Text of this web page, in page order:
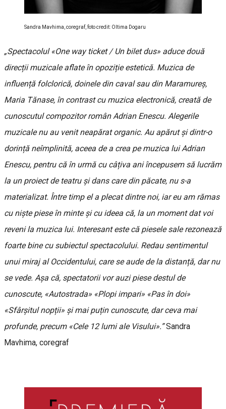
Sandra Mavhima, coregraf, foto credit: Oltima Dogaru
„Spectacolul «One way ticket / Un bilet dus» aduce două
direcții muzicale aflate în opoziție estetică. Muzica de
influență folclorică, doinele din caval sau din Maramureș,
Maria Tănase, în contrast cu muzica electronică, creată de
cunoscutul compozitor român Adrian Enescu. Alegerile
muzicale nu au venit neapărat organic. Au apărut și dintr-o
dorință neîmplinită, aceea de a crea pe muzica lui Adrian
Enescu, pentru că în urmă cu câțiva ani începusem să lucrăm
la un proiect de teatru și dans care din păcate, nu s-a
materializat. Între timp el a plecat dintre noi, iar eu am rămas
cu niște piese în minte și cu ideea că, la un moment dat voi
reveni la muzica lui. Interesant este că piesele sale rezonează
foarte bine cu subiectul spectacolului. Redau sentimentul
unui miraj al Occidentului, care se aude de la distanță, dar nu
se vede. Așa că, spectatorii vor auzi piese destul de
cunoscute, «Autostrada» «Plopi impari» «Pas în doi»
«Sfârșitul nopții» și mai puțin cunoscute, dar ceva mai
profunde, precum «Cele 12 lumi ale Visului».”Sandra
Mavhima, coregraf